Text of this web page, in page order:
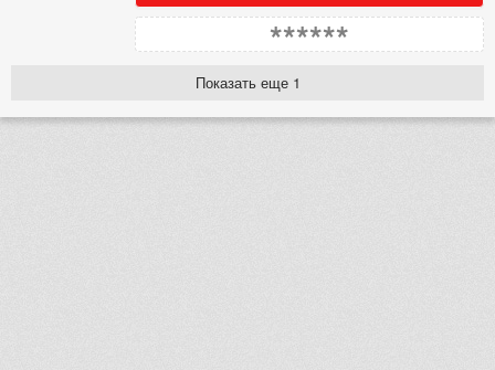
******
Показать еще 1